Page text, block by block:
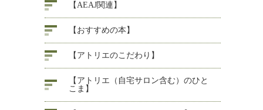
【AEAJ関連】
【おすすめの本】
【アトリエのこだわり】
【アトリエ（自宅サロン含む）のひと
こま】